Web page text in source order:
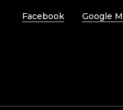
Facebook Google